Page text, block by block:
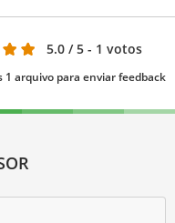
5.0 / 5 - 1 votos
1 arquivo para enviar feedback